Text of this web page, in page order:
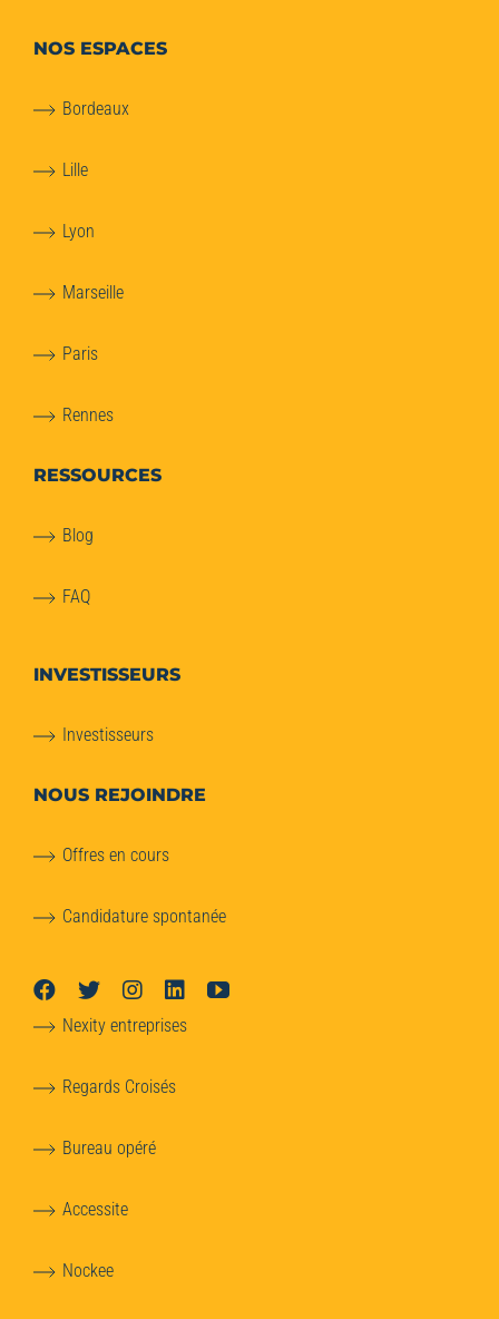
NOS ESPACES
Bordeaux
Lille
Lyon
Marseille
Paris
Rennes
RESSOURCES
Blog
FAQ
INVESTISSEURS
Investisseurs
NOUS REJOINDRE
Offres en cours
Candidature spontanée
Nexity entreprises
Regards Croisés
Bureau opéré
Accessite
Nockee